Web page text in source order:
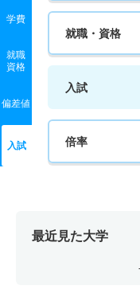
学費
就職
資格
偏差値
入試
就職・資格
入試
倍率
最近見た大学